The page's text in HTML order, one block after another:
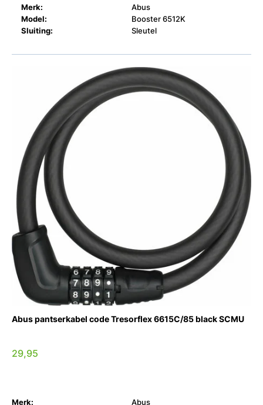
Merk:
Abus
Model:
Booster 6512K
Sluiting:
Sleutel
Abus pantserkabel code Tresorflex 6615C/85 black SCMU
29,95
Merk:
Abus